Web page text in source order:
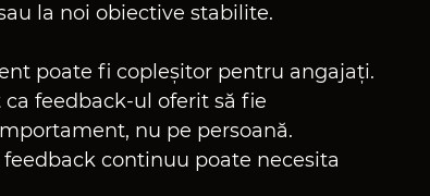
la noi obiective stabilite.
poate fi copleșitor pentru angajați.
feedback-ul oferit să fie
nu pe persoană.
continuu poate necesita